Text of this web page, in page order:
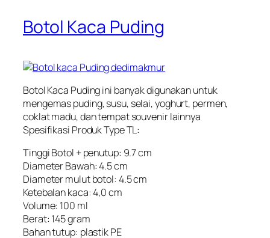
Botol Kaca Puding
Botol Kaca Puding ini banyak digunakan untuk
mengemas puding, susu, selai, yoghurt, permen,
coklat madu, dan tempat souvenir lainnya
Spesifikasi Produk Type TL:
Tinggi Botol + penutup: 9.7 cm
Diameter Bawah: 4.5 cm
Diameter mulut botol: 4.5 cm
Ketebalan kaca: 4,0 cm
Volume: 100 ml
Berat: 145 gram
Bahan tutup: plastik PE